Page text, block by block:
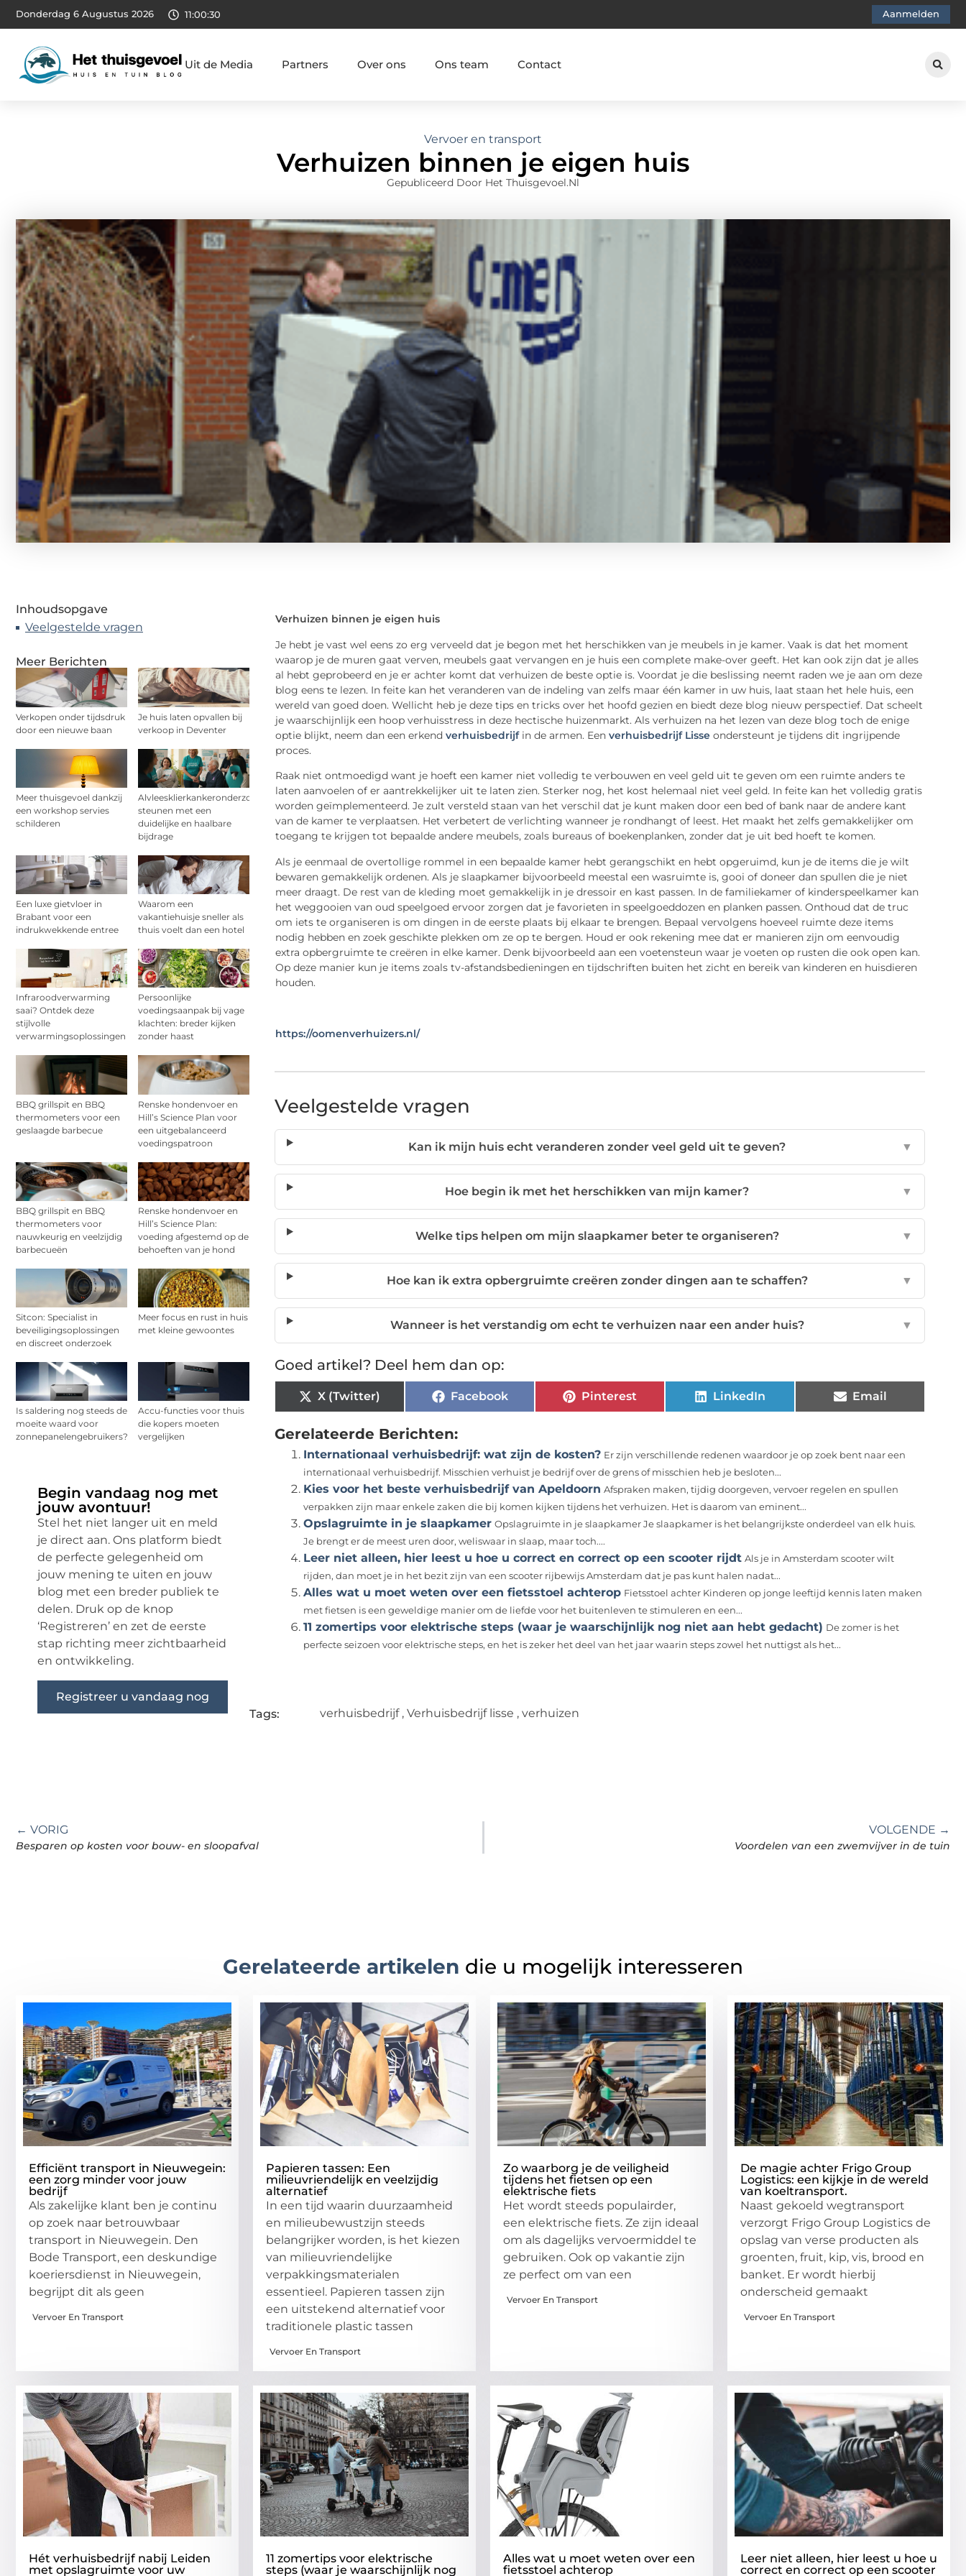
Donderdag 6 Augustus 2026 11:00:31 Aanmelden
Uit de Media Partners Over ons Ons team Contact
Vervoer en transport
Verhuizen binnen je eigen huis
Gepubliceerd Door Het Thuisgevoel.nl
Inhoudsopgave
Veelgestelde vragen
Meer Berichten
Verkopen onder tijdsdruk
door een nieuwe baan
Je huis laten opvallen bij
verkoop in Deventer
Meer thuisgevoel dankzij
een workshop servies
schilderen
Alvleesklierkankeronderzoek
steunen met een
duidelijke en haalbare
bijdrage
Een luxe gietvloer in
Brabant voor een
indrukwekkende entree
Waarom een
vakantiehuisje sneller als
thuis voelt dan een hotel
Infraroodverwarming
saai? Ontdek deze
stijlvolle
verwarmingsoplossingen
Persoonlijke
voedingsaanpak bij vage
klachten: breder kijken
zonder haast
BBQ grillspit en BBQ
thermometers voor een
geslaagde barbecue
Renske hondenvoer en
Hill’s Science Plan voor
een uitgebalanceerd
voedingspatroon
BBQ grillspit en BBQ
thermometers voor
nauwkeurig en veelzijdig
barbecueën
Renske hondenvoer en
Hill’s Science Plan:
voeding afgestemd op de
behoeften van je hond
Sitcon: Specialist in
beveiligingsoplossingen
en discreet onderzoek
Meer focus en rust in huis
met kleine gewoontes
Is saldering nog steeds de
moeite waard voor
zonnepanelengebruikers?
Accu-functies voor thuis
die kopers moeten
vergelijken
Begin vandaag nog met
jouw avontuur!
Stel het niet langer uit en meld
je direct aan. Ons platform biedt
de perfecte gelegenheid om
jouw mening te uiten en jouw
blog met een breder publiek te
delen. Druk op de knop
‘Registreren’ en zet de eerste
stap richting meer zichtbaarheid
en ontwikkeling.
Registreer u vandaag nog
Verhuizen binnen je eigen huis
Je hebt je vast wel eens zo erg verveeld dat je begon met het herschikken van je meubels in je kamer. Vaak is dat het moment
waarop je de muren gaat verven, meubels gaat vervangen en je huis een complete make-over geeft. Het kan ook zijn dat je alles
al hebt geprobeerd en je er achter komt dat verhuizen de beste optie is. Voordat je die beslissing neemt raden we je aan om deze
blog eens te lezen. In feite kan het veranderen van de indeling van zelfs maar één kamer in uw huis, laat staan ​​het hele huis, een
wereld van goed doen. Wellicht heb je deze tips en tricks over het hoofd gezien en biedt deze blog nieuw perspectief. Dat scheelt
je waarschijnlijk een hoop verhuisstress in deze hectische huizenmarkt. Als verhuizen na het lezen van deze blog toch de enige
optie blijkt, neem dan een erkend verhuisbedrijfin de armen. Een verhuisbedrijf Lisse ondersteunt je tijdens dit ingrijpende
proces.
Raak niet ontmoedigd want je hoeft een kamer niet volledig te verbouwen en veel geld uit te geven om een ​​ruimte anders te
laten aanvoelen of er aantrekkelijker uit te laten zien. Sterker nog, het kost helemaal niet veel geld. In feite kan het volledig gratis
worden geïmplementeerd. Je zult versteld staan ​​van het verschil dat je kunt maken door een bed of bank naar de andere kant
van de kamer te verplaatsen. Het verbetert de verlichting wanneer je rondhangt of leest. Het maakt het zelfs gemakkelijker om
toegang te krijgen tot bepaalde andere meubels, zoals bureaus of boekenplanken, zonder dat je uit bed hoeft te komen.
Als je eenmaal de overtollige rommel in een bepaalde kamer hebt gerangschikt en hebt opgeruimd, kun je de items die je wilt
bewaren gemakkelijk ordenen. Als je slaapkamer bijvoorbeeld meestal een wasruimte is, gooi of doneer dan spullen die je niet
meer draagt. De rest van de kleding moet gemakkelijk in je dressoir en kast passen. In de familiekamer of kinderspeelkamer kan
het weggooien van oud speelgoed ervoor zorgen dat je favorieten in speelgoeddozen en planken passen. Onthoud dat de truc
om iets te organiseren is om dingen in de eerste plaats bij elkaar te brengen. Bepaal vervolgens hoeveel ruimte deze items
nodig hebben en zoek geschikte plekken om ze op te bergen. Houd er ook rekening mee dat er manieren zijn om eenvoudig
extra opbergruimte te creëren in elke kamer. Denk bijvoorbeeld aan een voetensteun waar je voeten op rusten die ook open kan.
Op deze manier kun je items zoals tv-afstandsbedieningen en tijdschriften buiten het zicht en bereik van kinderen en huisdieren
houden.
https://oomenverhuizers.nl/
Veelgestelde vragen
Kan ik mijn huis echt veranderen zonder veel geld uit te geven? ▼
Hoe begin ik met het herschikken van mijn kamer? ▼
Welke tips helpen om mijn slaapkamer beter te organiseren? ▼
Hoe kan ik extra opbergruimte creëren zonder dingen aan te schaffen? ▼
Wanneer is het verstandig om echt te verhuizen naar een ander huis? ▼
Goed artikel? Deel hem dan op:
X (Twitter) Facebook Pinterest LinkedIn Email
Gerelateerde Berichten:
Internationaal verhuisbedrijf: wat zijn de kosten? Er zijn verschillende redenen waardoor je op zoek bent naar een
internationaal verhuisbedrijf. Misschien verhuist je bedrijf over de grens of misschien heb je besloten...
Kies voor het beste verhuisbedrijf van Apeldoorn Afspraken maken, tijdig doorgeven, vervoer regelen en spullen
verpakken zijn maar enkele zaken die bij komen kijken tijdens het verhuizen. Het is daarom van eminent...
Opslagruimte in je slaapkamer Opslagruimte in je slaapkamer Je slaapkamer is het belangrijkste onderdeel van elk huis.
Je brengt er de meest uren door, weliswaar in slaap, maar toch....
Leer niet alleen, hier leest u hoe u correct en correct op een scooter rijdt Als je in Amsterdam scooter wilt
rijden, dan moet je in het bezit zijn van een scooter rijbewijs Amsterdam dat je pas kunt halen nadat...
Alles wat u moet weten over een fietsstoel achterop Fietsstoel achter Kinderen op jonge leeftijd kennis laten maken
met fietsen is een geweldige manier om de liefde voor het buitenleven te stimuleren en een...
11 zomertips voor elektrische steps (waar je waarschijnlijk nog niet aan hebt gedacht) De zomer is het
perfecte seizoen voor elektrische steps, en het is zeker het deel van het jaar waarin steps zowel het nuttigst als het...
Tags: verhuisbedrijf, Verhuisbedrijf lisse , verhuizen
← VORIG
Besparen op kosten voor bouw- en sloopafval
VOLGENDE →
Voordelen van een zwemvijver in de tuin
Gerelateerde artikelen die u mogelijk interesseren
Efficiënt transport in Nieuwegein:
een zorg minder voor jouw
bedrijf
Als zakelijke klant ben je continu
op zoek naar betrouwbaar
transport in Nieuwegein. Den
Bode Transport, een deskundige
koeriersdienst in Nieuwegein,
begrijpt dit als geen
Vervoer En Transport
Papieren tassen: Een
milieuvriendelijk en veelzijdig
alternatief
In een tijd waarin duurzaamheid
en milieubewustzijn steeds
belangrijker worden, is het kiezen
van milieuvriendelijke
verpakkingsmaterialen
essentieel. Papieren tassen zijn
een uitstekend alternatief voor
traditionele plastic tassen
Vervoer En Transport
Zo waarborg je de veiligheid
tijdens het fietsen op een
elektrische fiets
Het wordt steeds populairder,
een elektrische fiets. Ze zijn ideaal
om als dagelijks vervoermiddel te
gebruiken. Ook op vakantie zijn
ze perfect om van een
Vervoer En Transport
De magie achter Frigo Group
Logistics: een kijkje in de wereld
van koeltransport.
Naast gekoeld wegtransport
verzorgt Frigo Group Logistics de
opslag van verse producten als
groenten, fruit, kip, vis, brood en
banket. Er wordt hierbij
onderscheid gemaakt
Vervoer En Transport
Hét verhuisbedrijf nabij Leiden
met opslagruimte voor uw
11 zomertips voor elektrische
steps (waar je waarschijnlijk nog
Alles wat u moet weten over een
fietsstoel achterop
Leer niet alleen, hier leest u hoe u
correct en correct op een scooter